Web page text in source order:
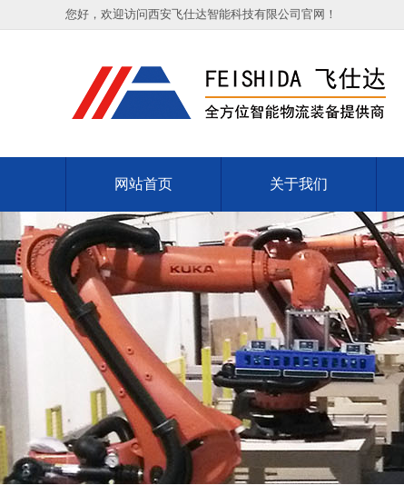
您好，欢迎访问西安飞仕达智能科技有限公司官网！
网站首页 关于我们